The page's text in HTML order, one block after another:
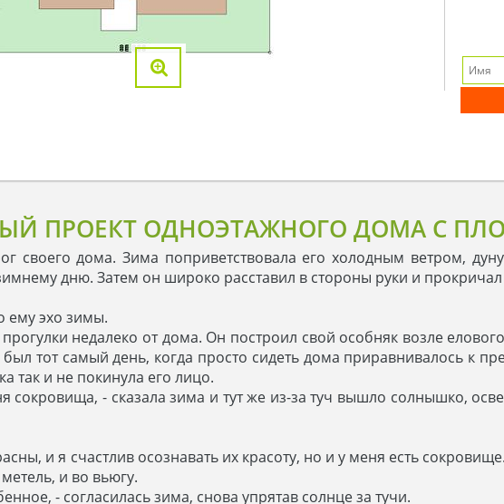
ПРОЕКТ ОДНОЭТАЖНОГО ДОМА С
своего дома. Зима поприветствовала его холодным ветром,
дню. Затем он широко расставил в стороны руки и прокричал
ему эхо зимы.
недалеко от дома. Он построил свой особняк возле
тот самый день, когда просто сидеть дома приравнивалось к
так и не покинула его лицо.
сокровища, - сказала зима и тут же из-за туч вышло солнышко,
и я счастлив осознавать их красоту, но и у меня есть
и во вьюгу.
- согласилась зима, снова упрятав солнце за тучи.